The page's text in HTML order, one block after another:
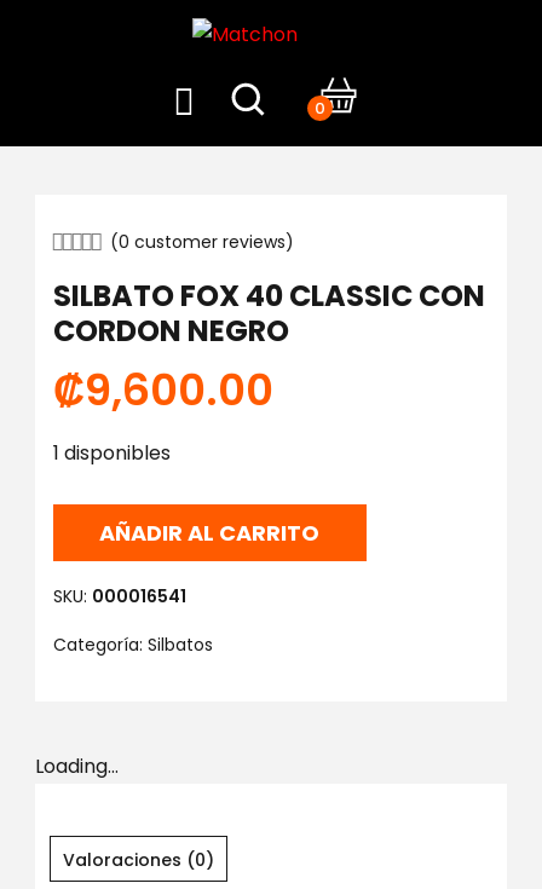
0
(0 customer reviews)
SILBATO FOX 40 CLASSIC CON
CORDON NEGRO
₡9,600.00
1 disponibles
AÑADIR AL CARRITO
SKU: 000016541
Categoría: Silbatos
Loading...
Valoraciones (0)